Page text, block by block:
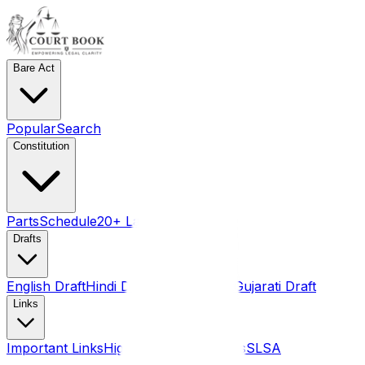
Bare Act
PopularSearch
Constitution
PartsSchedule20+ Language pdf
Drafts
English DraftHindi Draft Gujarati Draft
Links
Important LinksHigh Courts JudgmentsSLSA